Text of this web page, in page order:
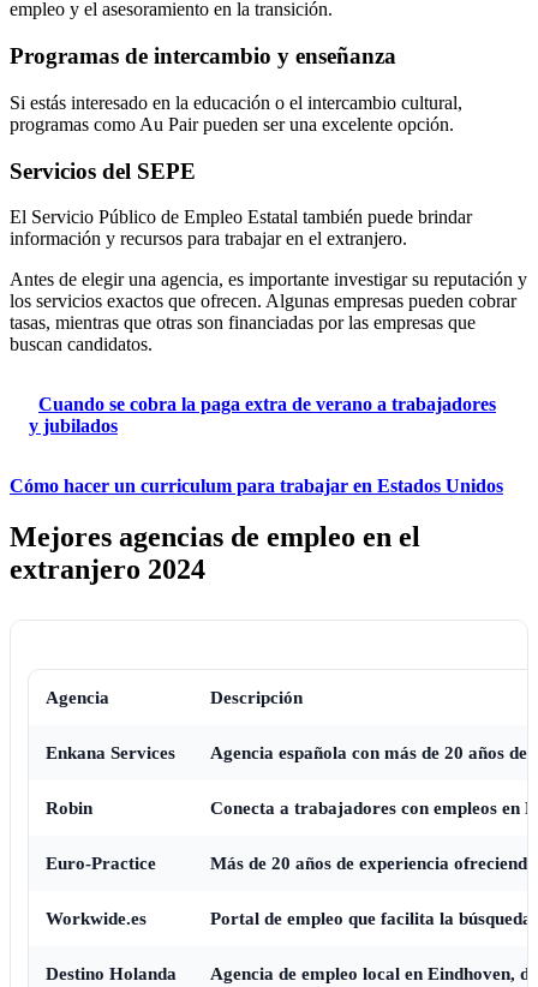
empleo y el asesoramiento en la transición.
Programas de intercambio y enseñanza
Si estás interesado en la educación o el intercambio cultural,
programas como Au Pair pueden ser una excelente opción.
Servicios del SEPE
El Servicio Público de Empleo Estatal también puede brindar
información y recursos para trabajar en el extranjero.
Antes de elegir una agencia, es importante investigar su reputación y
los servicios exactos que ofrecen. Algunas empresas pueden cobrar
tasas, mientras que otras son financiadas por las empresas que
buscan candidatos.
Cuando se cobra la paga extra de verano a trabajadores
y jubilados
Cómo hacer un curriculum para trabajar en Estados Unidos
Mejores agencias de empleo en el
extranjero 2024
Agencia Descripción
Enkana Services Agencia española con más de 20 años
Robin Conecta a trabajadores con empleos en
Euro-Practice Más de 20 años de experiencia
Workwide.es Portal de empleo que facilita la
Destino Holanda Agencia de empleo local en Eindhoven,